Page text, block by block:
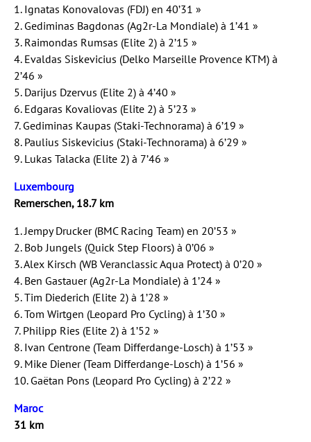
1. Ignatas Konovalovas (FDJ) en 40’31 »
2. Gediminas Bagdonas (Ag2r-La Mondiale) à 1’41 »
3. Raimondas Rumsas (Elite 2) à 2’15 »
4. Evaldas Siskevicius (Delko Marseille Provence KTM) à
2’46 »
5. Darijus Dzervus (Elite 2) à 4’40 »
6. Edgaras Kovaliovas (Elite 2) à 5’23 »
7. Gediminas Kaupas (Staki-Technorama) à 6’19 »
8. Paulius Siskevicius (Staki-Technorama) à 6’29 »
9. Lukas Talacka (Elite 2) à 7’46 »
Luxembourg
Remerschen, 18.7 km
1. Jempy Drucker (BMC Racing Team) en 20’53 »
2. Bob Jungels (Quick Step Floors) à 0’06 »
3. Alex Kirsch (WB Veranclassic Aqua Protect) à 0’20 »
4. Ben Gastauer (Ag2r-La Mondiale) à 1’24 »
5. Tim Diederich (Elite 2) à 1’28 »
6. Tom Wirtgen (Leopard Pro Cycling) à 1’30 »
7. Philipp Ries (Elite 2) à 1’52 »
8. Ivan Centrone (Team Differdange-Losch) à 1’53 »
9. Mike Diener (Team Differdange-Losch) à 1’56 »
10. Gaëtan Pons (Leopard Pro Cycling) à 2’22 »
Maroc
31 km